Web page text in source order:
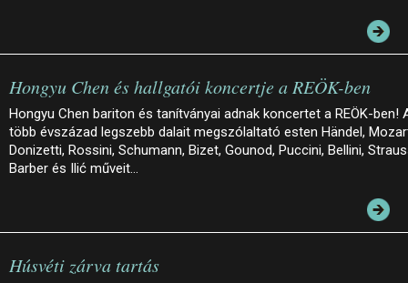
Hongyu Chen és hallgatói koncertje a REÖK-ben
Hongyu Chen bariton és tanítványai adnak koncertet a REÖK-ben!
több évszázad legszebb dalait megszólaltató esten Händel,
Donizetti, Rossini, Schumann, Bizet, Gounod, Puccini, Bellini,
Barber és Ilić műveit…
Húsvéti zárva tartás